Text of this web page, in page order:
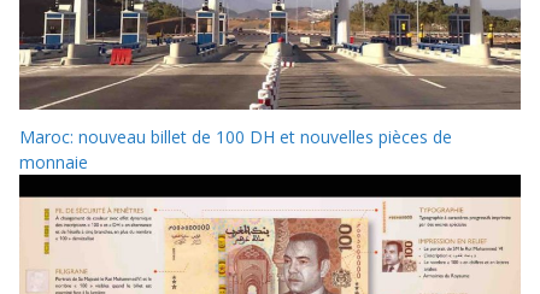
Maroc: nouveau billet de 100 DH et nouvelles pièces de
monnaie